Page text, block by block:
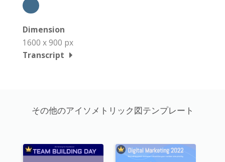
Dimension
1600 x 900 px
Transcript
その他のアイソメトリック図テンプレート